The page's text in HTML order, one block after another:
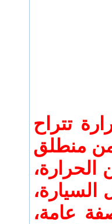
تتراح
من منطلق
عامة،